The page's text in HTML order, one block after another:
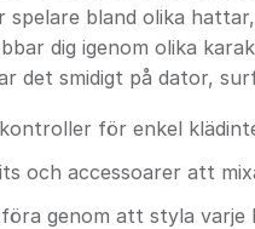
bland olika
dig igenom olika
det smidigt på dator,
för enkel
och accessoarer att
genom att styla varje